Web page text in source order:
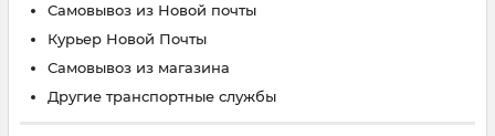
Самовывоз из Новой почты
Курьер Новой Почты
Самовывоз из магазина
Другие транспортные службы